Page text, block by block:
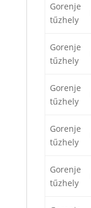
Gorenje
tűzhely
Gorenje
tűzhely
Gorenje
tűzhely
Gorenje
tűzhely
Gorenje
tűzhely